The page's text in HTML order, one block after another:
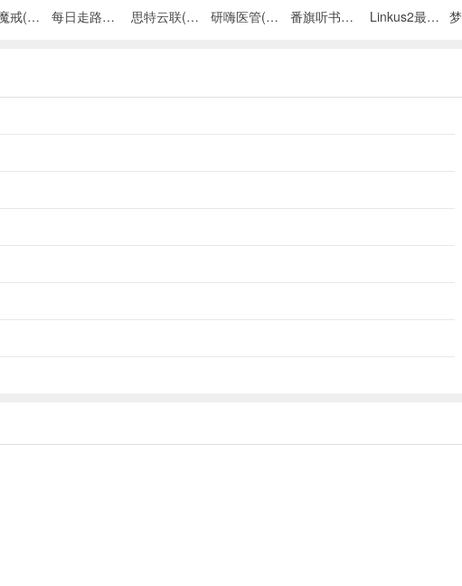
灵犀魔戒(运动睡眠管家) 每日走路计步(运动健康记录) 思特云联(视频监控应用) 研嗨医管(医院管理平台) 番旗听书免费畅听(听书软件) Linkus2最新手机版